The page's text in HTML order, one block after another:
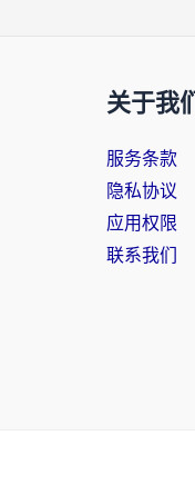
关于我们
服务条款
隐私协议
应用权限
联系我们